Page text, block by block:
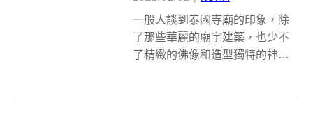
一般人談到泰國寺廟的印象，除
了那些華麗的廟宇建築，也少不
了精緻的佛像和造型獨特的神獸